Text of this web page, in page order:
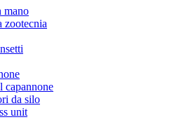
mano
zootecnia
capannone
da silo
unit